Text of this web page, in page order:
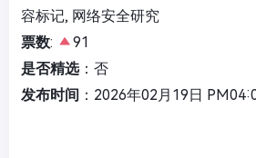
容标记, 网络安全研究
票数:
91
是否精选：否
发布时间 ：2026年02月19日